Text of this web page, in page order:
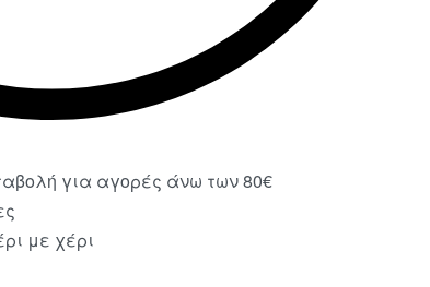
για αγορές άνω των 80€
με χέρι